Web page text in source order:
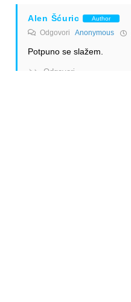
Alen Šćuric Author
Odgovori Anonymous
Potpuno se slažem.
Odgovori